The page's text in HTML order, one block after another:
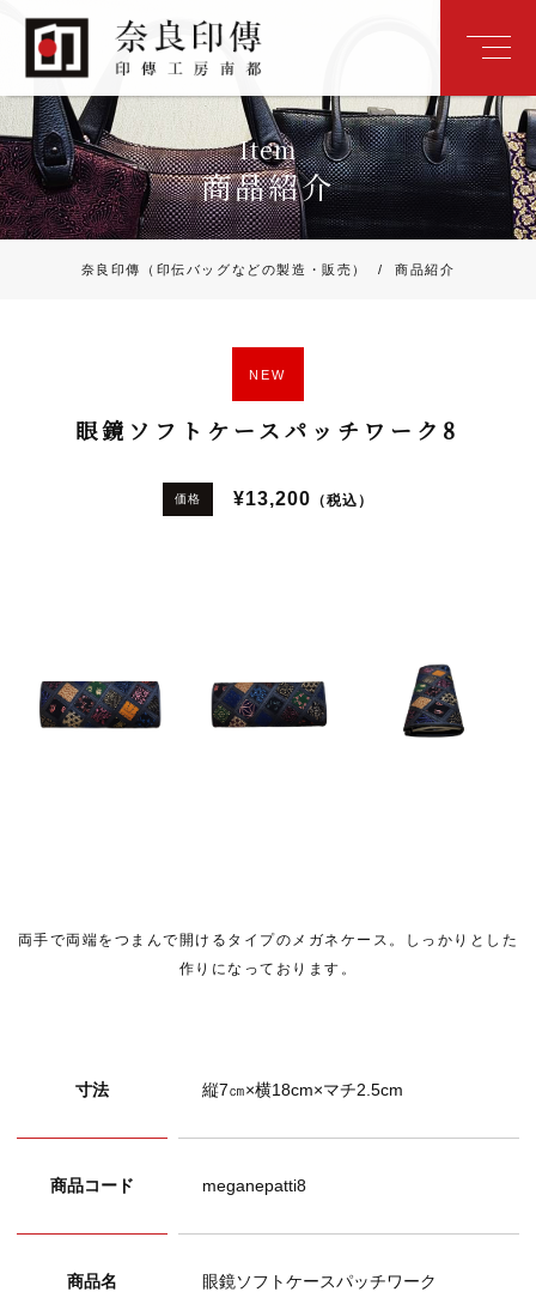
Item
商品紹介
奈良印傳（印伝バッグなどの製造・販売） / 商品紹介
NEW
眼鏡ソフトケースパッチワーク8
価格 ¥13,200 （税込）
両手で両端をつまんで開けるタイプのメガネケース。しっかりとした
作りになっております。
寸法 縦7㎝×横18cm×マチ2.5cm
商品コード meganepatti8
商品名 眼鏡ソフトケースパッチワーク